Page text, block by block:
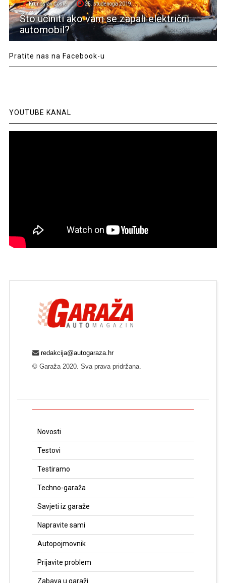
Krunoslav Ćosić 25. studenoga 2019.
Što učiniti ako vam se zapali električni
automobil?
Pratite nas na Facebook-u
YOUTUBE KANAL
redakcija@autogaraza.hr
© Garaža 2020. Sva prava pridržana.
Novosti
Testovi
Testiramo
Techno-garaža
Savjeti iz garaže
Napravite sami
Autopojmovnik
Prijavite problem
Zabava u garaži